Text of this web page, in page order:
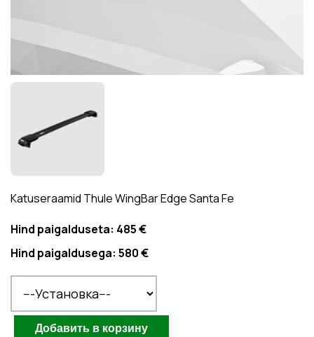
Katuseraamid Thule WingBar Edge Santa Fe
Hind paigalduseta: 485 €
Hind paigaldusega: 580 €